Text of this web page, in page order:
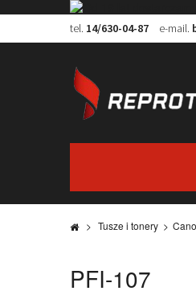
tel. 14/630-04-87 e-mail.
> Tusze i tonery >
PFI-107